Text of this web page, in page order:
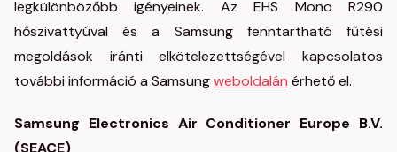
legkülönbözőbb igényeinek. Az EHS Mono R290
hőszivattyúval és a Samsung fenntartható fűtési
megoldások iránti elkötelezettségével kapcsolatos
további információ a Samsungweboldalán érhető el.
Samsung Electronics Air Conditioner Europe B.V.
(SEACE)